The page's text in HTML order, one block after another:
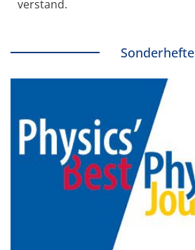
verstand.
Sonderhefte